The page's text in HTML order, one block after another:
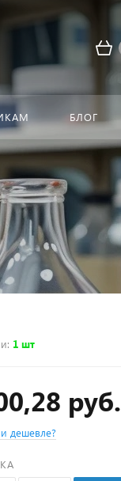
БЛОГ
: 1 шт
руб.
дешевле?